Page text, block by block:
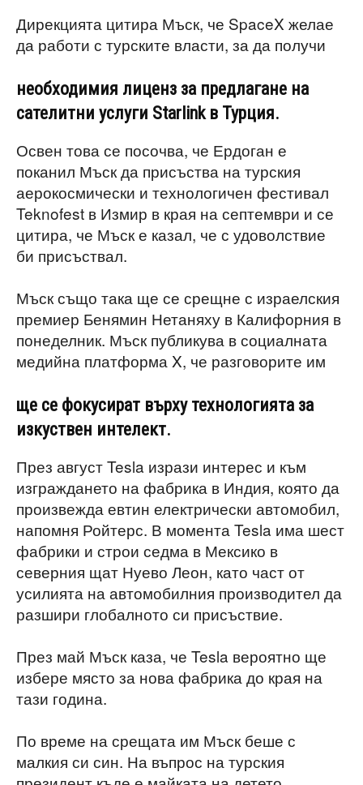
Дирекцията цитира Мъск, че SpaceX желае
да работи с турските власти, за да получи
необходимия лиценз за предлагане на
сателитни услуги Starlink в Турция.
Освен това се посочва, че Ердоган е
поканил Мъск да присъства на турския
аерокосмически и технологичен фестивал
Teknofest в Измир в края на септември и се
цитира, че Мъск е казал, че с удоволствие
би присъствал.
Мъск също така ще се срещне с израелския
премиер Бенямин Нетаняху в Калифорния в
понеделник. Мъск публикува в социалната
медийна платформа X, че разговорите им
ще се фокусират върху технологията за
изкуствен интелект.
През август Tesla изрази интерес и към
изграждането на фабрика в Индия, която да
произвежда евтин електрически автомобил,
напомня Ройтерс. В момента Tesla има шест
фабрики и строи седма в Мексико в
северния щат Нуево Леон, като част от
усилията на автомобилния производител да
разшири глобалното си присъствие.
През май Мъск каза, че Tesla вероятно ще
избере място за нова фабрика до края на
тази година.
По време на срещата им Мъск беше с
малкия си син. На въпрос на турския